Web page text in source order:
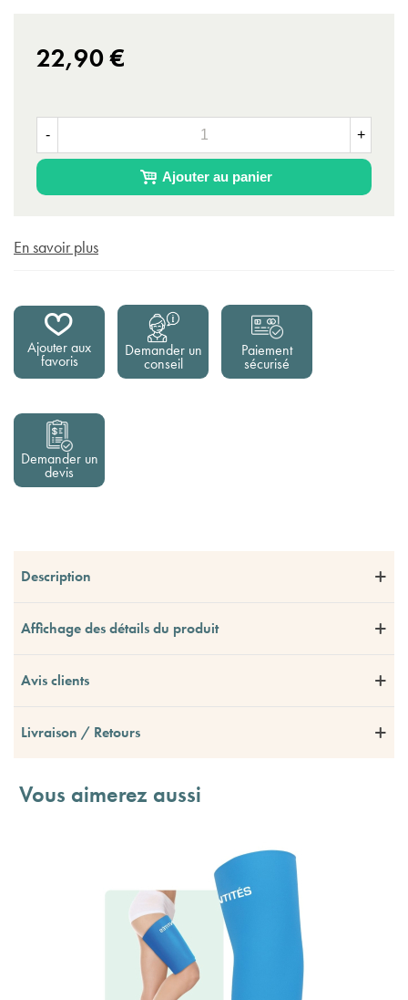
22,90 €
- +
Ajouter au panier
En savoir plus
Ajouter aux
favoris
Demander un
conseil
Paiement
sécurisé
Demander un
devis
Description
Affichage des détails du produit
Avis clients
Livraison / Retours
Vous aimerez aussi